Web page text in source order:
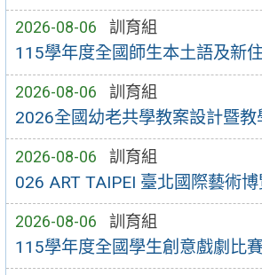
2026-08-06 訓育組
115學年度全國師生本土語及新
2026-08-06 訓育組
2026全國幼老共學教案設計暨教
2026-08-06 訓育組
026 ART TAIPEI 臺北國際藝術
2026-08-06 訓育組
115學年度全國學生創意戲劇比